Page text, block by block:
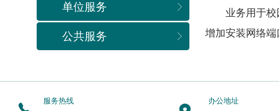
单位服务
公共服务
业务用于校园
增加安装网络端
服务热线 办公地址